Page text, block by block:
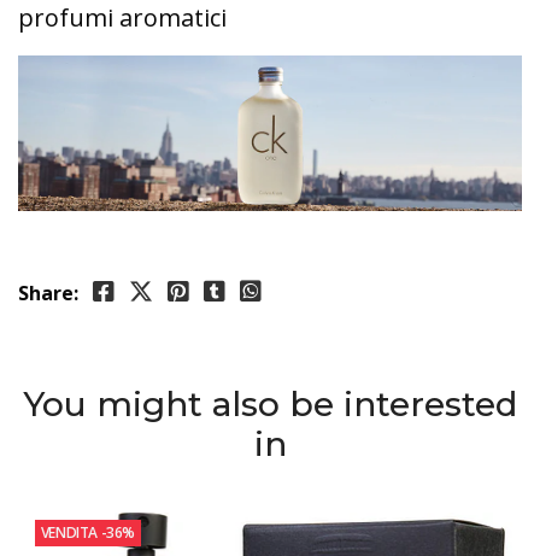
profumi aromatici
Share:
You might also be interested
in
VENDITA -36%